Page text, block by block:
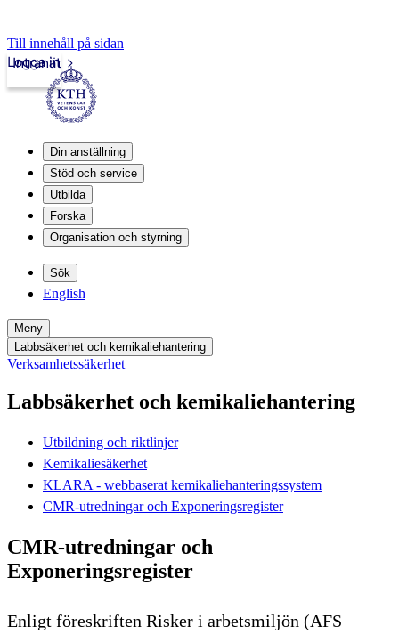
Till innehåll på sidan
Intranät
Logga in
Din anställning
Stöd och service
Utbilda
Forska
Organisation och styrning
Sök
English
Meny
Labbsäkerhet och kemikaliehantering
Verksamhetssäkerhet
Labbsäkerhet och kemikaliehantering
Utbildning och riktlinjer
Kemikaliesäkerhet
KLARA - webbaserat kemikaliehanteringssystem
CMR-utredningar och Exponeringsregister
CMR-utredningar och
Exponeringsregister
Enligt föreskriften Risker i arbetsmiljön (AFS